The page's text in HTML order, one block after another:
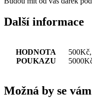
Další informace
HODNOTA
POUKAZU
Možná by se